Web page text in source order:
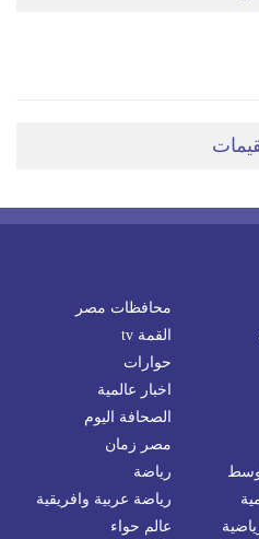
محافظات مصر
القمة tv
حوارات
اخبار عالمية
الصحافة اليوم
مصر زمان
رياضة
رياضة عربية وافريقية
عالم حواء